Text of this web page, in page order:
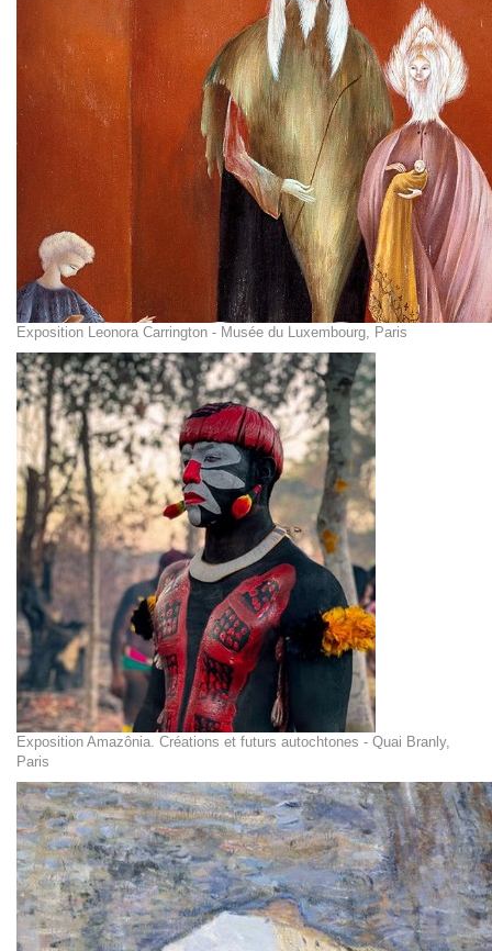
Exposition Leonora Carrington - Musée du Luxembourg, Paris
Exposition Amazônia. Créations et futurs autochtones - Quai Branly,
Paris